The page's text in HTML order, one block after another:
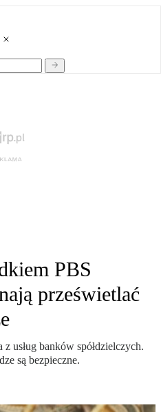
PBS
prześwietlać
usług banków spółdzielczych.
są bezpieczne.